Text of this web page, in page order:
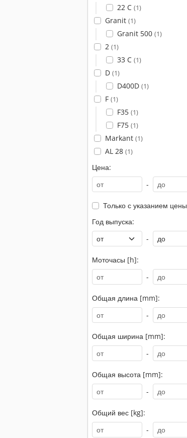
22 C (1)
Granit (1)
Granit 500 (1)
2 (1)
33 C (1)
D (1)
D400D (1)
F (1)
F35 (1)
F75 (1)
Markant (1)
AL 28 (1)
Цена:
-
Только с указанием цены
Год выпуска:
-
Моточасы [h]:
-
Общая длина [mm]:
-
Общая ширина [mm]:
-
Общая высота [mm]:
-
Общий вес [kg]:
-